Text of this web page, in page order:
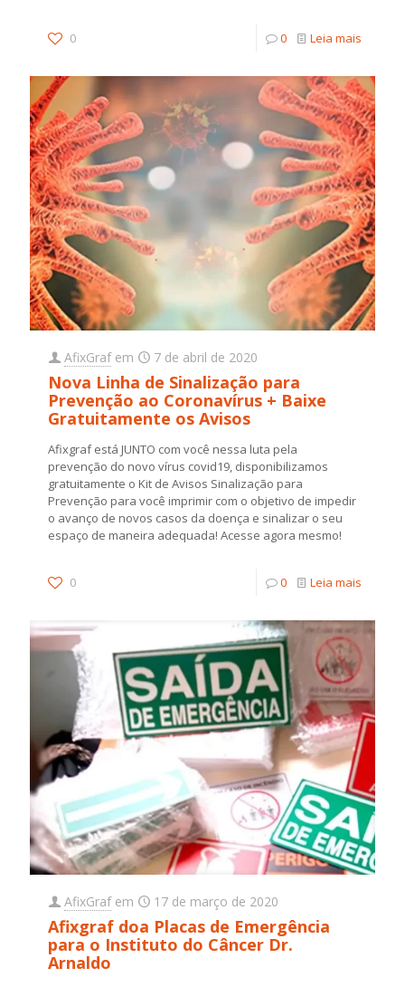
0 0 Leia mais
AfixGraf em 7 de abril de 2020
Nova Linha de Sinalização para
Prevenção ao Coronavírus + Baixe
Gratuitamente os Avisos
Afixgraf está JUNTO com você nessa luta pela
prevenção do novo vírus covid19, disponibilizamos
gratuitamente o Kit de Avisos Sinalização para
Prevenção para você imprimir com o objetivo de impedir
o avanço de novos casos da doença e sinalizar o seu
espaço de maneira adequada! Acesse agora mesmo!
0 0 Leia mais
AfixGraf em 17 de março de 2020
Afixgraf doa Placas de Emergência
para o Instituto do Câncer Dr.
Arnaldo